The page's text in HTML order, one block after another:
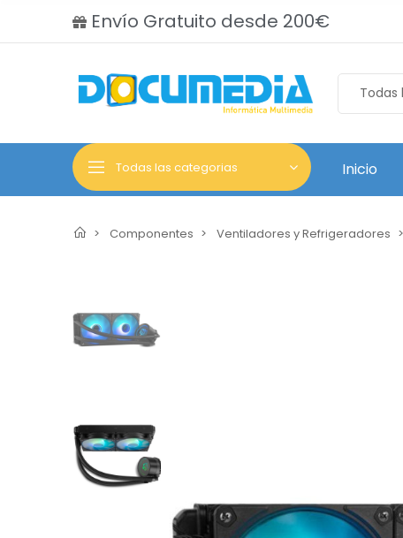
Envío Gratuito desde 200€
Todas las categorias Inicio
Componentes Ventiladores y Refrigeradores